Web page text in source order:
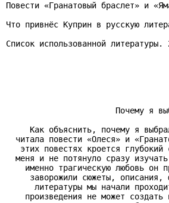
Повести «Гранатовый браслет» и
Что привнёс Куприн в русскую
Список использованной литературы.
Почему я
Как объяснить, почему я
читала повести «Олеся» и
этих повестях кроется глубокий
меня и не потянуло сразу
именно трагическую любовь он
заворожили сюжеты, описания,
литературы мы начали
произведения не может создать